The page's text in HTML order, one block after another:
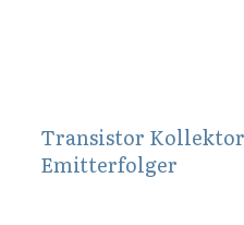
Transistor
Emitterfolger